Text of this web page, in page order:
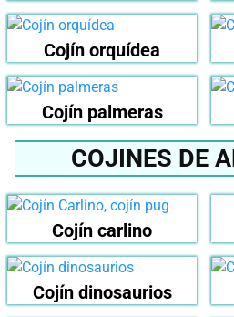
Cojín orquídea
Cojín palmeras
COJINES DE
Cojín carlino
Cojín dinosaurios